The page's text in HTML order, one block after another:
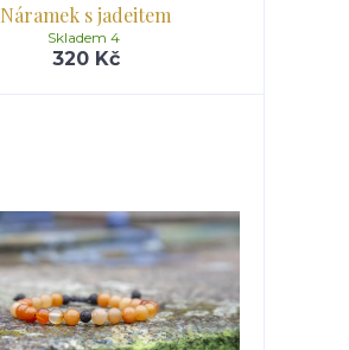
Náramek s jadeitem
320 Kč
Skladem 4